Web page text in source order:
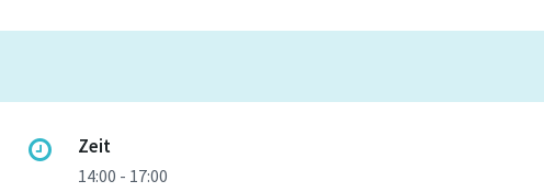
Zeit
14:00 - 17:00